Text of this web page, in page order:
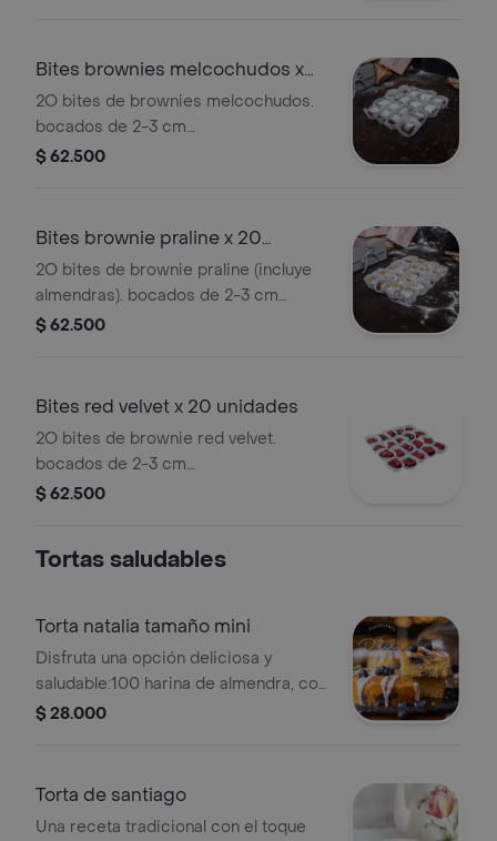
Bites brownies melcochudos x
20 unidades
2O bites de brownies melcochudos.
bocados de 2-3 cm
aproximadamente. ¡se envía en caja
$ 62.500
Bites brownie praline x 20
unidades
2O bites de brownie praline (incluye
almendras). bocados de 2-3 cm
aproximadamente. ¡se envía en caja
$ 62.500
Bites red velvet x 20 unidades
2O bites de brownie red velvet.
bocados de 2-3 cm
aproximadamente. ¡se envía en caja
$ 62.500
Tortas saludables
Torta natalia tamaño mini
Disfruta una opción deliciosa y
saludable:100 harina de almendra, con
un toque de limón y arándanos. libre
un gusto.rinde entre 1 y 2 porciones.
¡se entrega en caja de regalo!
$ 28.000
Torta de santiago
Una receta tradicional con el toque